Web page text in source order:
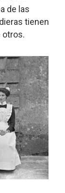
de las
tienen
otros.